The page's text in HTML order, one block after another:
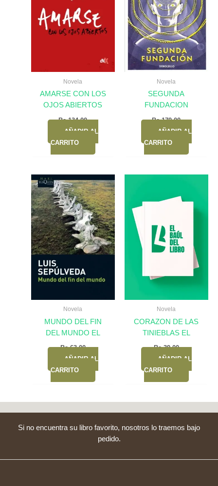
Novela
AMARSE CON LOS
OJOS ABIERTOS
Bs.134,00
AÑADIR AL
CARRITO
Novela
SEGUNDA
FUNDACION
Bs.179,00
AÑADIR AL
CARRITO
Novela
MUNDO DEL FIN
DEL MUNDO EL
Bs.63,00
AÑADIR AL
CARRITO
Novela
CORAZON DE LAS
TINIEBLAS EL
Bs.39,00
AÑADIR AL
CARRITO
Si no encuentra su libro favorito, nosotros lo traemos bajo
pedido.